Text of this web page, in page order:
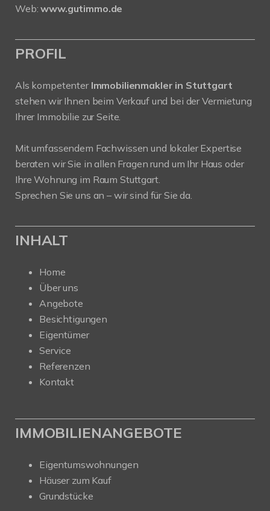
Web:www.gutimmo.de
PROFIL
Als kompetenter Immobilienmakler in Stuttgart
stehen wir Ihnen beim Verkauf und bei der Vermietung
Ihrer Immobilie zur Seite.
Mit umfassendem Fachwissen und lokaler Expertise
beraten wir Sie in allen Fragen rund um Ihr Haus oder
Ihre Wohnung im Raum Stuttgart.
Sprechen Sie uns an – wir sind für Sie da.
INHALT
Home
Über uns
Angebote
Besichtigungen
Eigentümer
Service
Referenzen
Kontakt
IMMOBILIENANGEBOTE
Eigentumswohnungen
Häuser zum Kauf
Grundstücke